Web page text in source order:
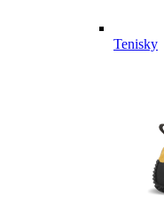
Tenisky